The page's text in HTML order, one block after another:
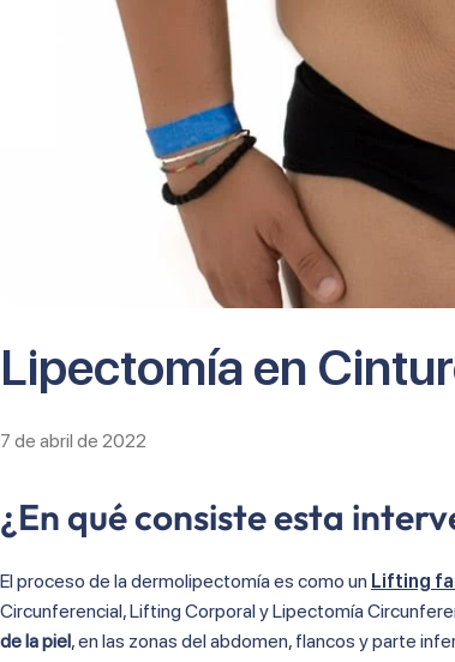
Lipectomía en
7 de abril de 2022
¿En qué consiste esta
El proceso de la dermolipectomía es como un Lifting
Circunferencial, Lifting Corporal y Lipectomía
de la piel, en las zonas del abdomen, flancos y parte